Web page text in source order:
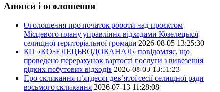
Анонси і оголошення
Оголошення про початок роботи над проєктом
Місцевого плану управління відходами Козелецької
селищної територіальної громади 2026-08-05 13:25:30
КП «КОЗЕЛЕЦЬВОДОКАНАЛ» повідомляє, що
проведено перерахунок вартості послуги з вивезення
рідких побутових відходів 2026-08-03 13:51:23
Про скликання п’ятдесят дев’ятої сесії селищної ради
восьмого скликання 2026-07-13 11:28:08